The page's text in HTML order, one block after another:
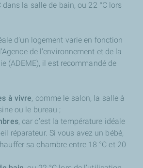
dans la salle de bain, ou 22 °C lors
d’un logement varie en fonction
de l'environnement et de la
(ADEME), il est recommandé de
à vivre, comme le salon, la salle à
ou le bureau ;
, car c’est la température idéale
réparateur. Si vous avez un bébé,
sa chambre entre 18 °C et 20